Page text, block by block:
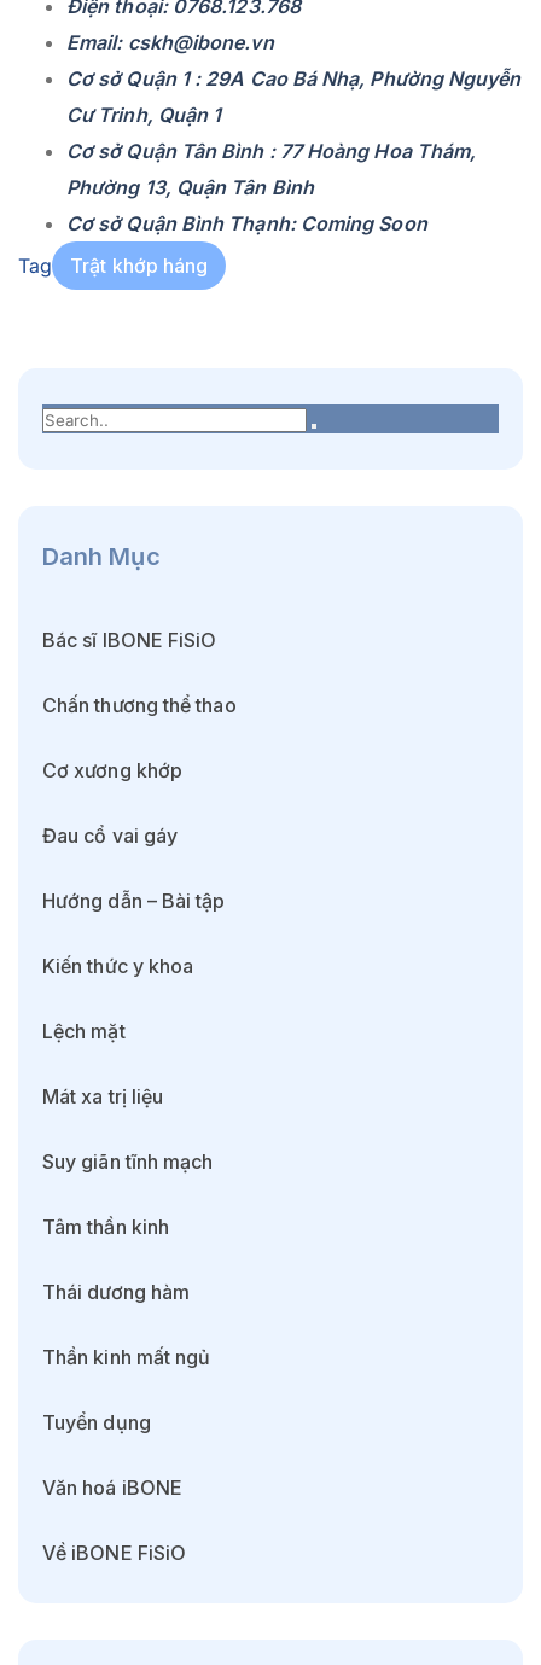
Điện thoại: 0768.123.768
Email: cskh@ibone.vn
Cơ sở Quận 1 : 29A Cao Bá Nhạ, Phường Nguyễn
Cư Trinh, Quận 1
Cơ sở Quận Tân Bình : 77 Hoàng Hoa Thám,
Phường 13, Quận Tân Bình
Cơ sở Quận Bình Thạnh: Coming Soon
Tag
Trật khớp háng
Danh Mục
Bác sĩ IBONE FiSiO
Chấn thương thể thao
Cơ xương khớp
Đau cổ vai gáy
Hướng dẫn – Bài tập
Kiến thức y khoa
Lệch mặt
Mát xa trị liệu
Suy giãn tĩnh mạch
Tâm thần kinh
Thái dương hàm
Thần kinh mất ngủ
Tuyển dụng
Văn hoá iBONE
Về iBONE FiSiO